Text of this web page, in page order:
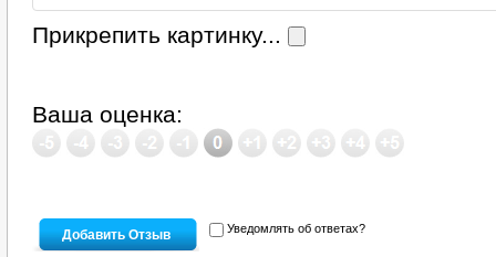
Прикрепить картинку...
Ваша оценка:
Уведомлять об ответах?